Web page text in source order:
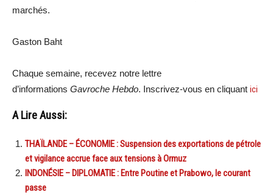
marchés.
Gaston Baht
Chaque semaine, recevez notre lettre
d’informations Gavroche Hebdo. Inscrivez-vous en cliquant ici
A Lire Aussi:
THAÏLANDE – ÉCONOMIE : Suspension des exportations de pétrole
et vigilance accrue face aux tensions à Ormuz
INDONÉSIE – DIPLOMATIE : Entre Poutine et Prabowo, le courant
passe